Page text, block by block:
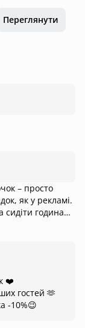
Переглянути
– просто
як у рекламі.
годинами
ще. Місце, де
тут довго”.
фоткатись і
❤️
гостей 🫶
-10%😉